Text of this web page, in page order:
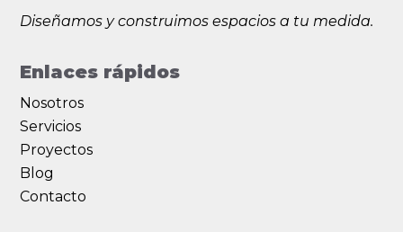
Diseñamos y construimos espacios a tu medida.
Enlaces rápidos
Nosotros
Servicios
Proyectos
Blog
Contacto